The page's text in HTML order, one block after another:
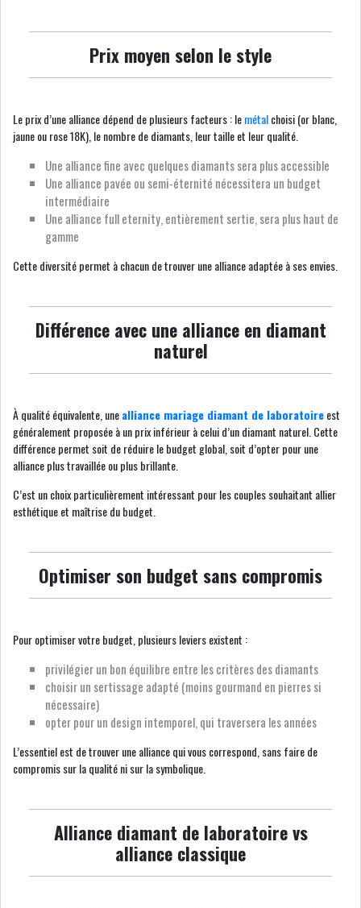
Prix moyen selon le style
Le prix d’une alliance dépend de plusieurs facteurs : lemétalchoisi (or blanc,
jaune ou rose 18K), le nombre de diamants, leur taille et leur qualité.
Une alliance fine avec quelques diamants sera plus accessible
Une alliance pavée ou semi-éternité nécessitera un budget
intermédiaire
Une alliance full eternity, entièrement sertie, sera plus haut de
gamme
Cette diversité permet à chacun de trouver une alliance adaptée à ses envies.
Différence avec une alliance en diamant
naturel
À qualité équivalente, unealliance mariage diamant de laboratoireest
généralement proposée à un prix inférieur à celui d’un diamant naturel. Cette
différence permet soit de réduire le budget global, soit d’opter pour une
alliance plus travaillée ou plus brillante.
C’est un choix particulièrement intéressant pour les couples souhaitant allier
esthétique et maîtrise du budget.
Optimiser son budget sans compromis
Pour optimiser votre budget, plusieurs leviers existent :
privilégier un bon équilibre entre les critères des diamants
choisir un sertissage adapté (moins gourmand en pierres si
nécessaire)
opter pour un design intemporel, qui traversera les années
L’essentiel est de trouver une alliance qui vous correspond, sans faire de
compromis sur la qualité ni sur la symbolique.
Alliance diamant de laboratoire vs
alliance classique